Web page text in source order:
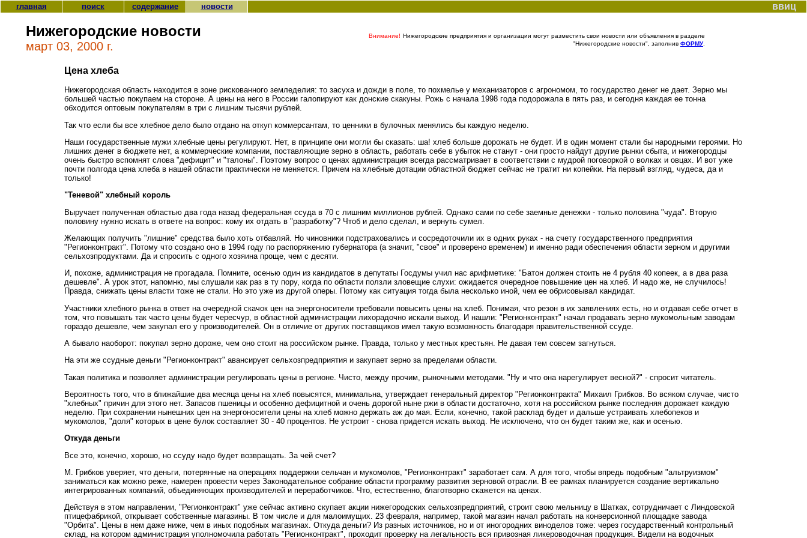
главная поиск содержание новости ввиц
Нижегородские новости
март 03, 2000 г.
Внимание! Нижегородские предприятия и организации могут разместить свои новости или объявления в разделе
"Нижегородские новости", заполнив ФОРМУ.
Цена хлеба
Нижегоpодская область находится в зоне рискованного земледелия: то засуха и дожди в поле, то похмелье у механизаторов с агрономом, то государство денег не дает. Зерно мы
большей частью покупаем на стороне. А цены на него в России галопируют как донские скакуны. Рожь с начала 1998 года подорожала в пять раз, и сегодня каждая ее тонна
обходится оптовым покупателям в три с лишним тысячи рублей.
Так что если бы все хлебное дело было отдано на откуп коммерсантам, то ценники в булочных менялись бы каждую неделю.
Наши государственные мужи хлебные цены регулируют. Нет, в принципе они могли бы сказать: ша! хлеб больше дорожать не будет. И в один момент стали бы народными героями. Но
лишних денег в бюджете нет, а коммерческие компании, поставляющие зерно в область, работать себе в убыток не станут - они просто найдут другие рынки сбыта, и нижегородцы
очень быстро вспомнят слова "дефицит" и "талоны". Поэтому вопрос о ценах администрация всегда рассматривает в соответствии с мудрой поговоркой о волках и овцах. И вот уже
почти полгода цена хлеба в нашей области практически не меняется. Причем на хлебные дотации областной бюджет сейчас не тратит ни копейки. На первый взгляд, чудеса, да и
только!
"Теневой" хлебный король
Выpучает полученная областью два года назад федеральная ссуда в 70 с лишним миллионов рублей. Однако сами по себе заемные денежки - только половина "чуда". Вторую
половину нужно искать в ответе на вопрос: кому их отдать в "разработку"? Чтоб и дело сделал, и вернуть сумел.
Желающих получить "лишние" средства было хоть отбавляй. Но чиновники подстраховались и сосредоточили их в одних руках - на счету государственного предприятия
"Регионконтракт". Потому что создано оно в 1994 году по распоряжению губернатора (а значит, "свое" и проверено временем) и именно ради обеспечения области зерном и другими
сельхозпродуктами. Да и спросить с одного хозяина проще, чем с десяти.
И, похоже, администрация не прогадала. Помните, осенью один из кандидатов в депутаты Госдумы учил нас арифметике: "Батон должен стоить не 4 рубля 40 копеек, а в два раза
дешевле". А урок этот, напомню, мы слушали как раз в ту пору, когда по области ползли зловещие слухи: ожидается очередное повышение цен на хлеб. И надо же, не случилось!
Правда, снижать цены власти тоже не стали. Но это уже из другой оперы. Потому как ситуация тогда была несколько иной, чем ее обрисовывал кандидат.
Участники хлебного рынка в ответ на очередной скачок цен на энергоносители требовали повысить цены на хлеб. Понимая, что резон в их заявлениях есть, но и отдавая себе отчет в
том, что повышать так часто цены будет чересчур, в областной администрации лихорадочно искали выход. И нашли: "Регионконтракт" начал продавать зерно мукомольным заводам
гораздо дешевле, чем закупал его у производителей. Он в отличие от других поставщиков имел такую возможность благодаря правительственной ссуде.
А бывало наоборот: покупал зерно дороже, чем оно стоит на российском рынке. Правда, только у местных крестьян. Не давая тем совсем загнуться.
На эти же ссудные деньги "Регионконтракт" авансирует сельхозпредприятия и закупает зерно за пределами области.
Такая политика и позволяет администрации регулировать цены в регионе. Чисто, между прочим, рыночными методами. "Ну и что она нарегулирует весной?" - спросит читатель.
Вероятность того, что в ближайшие два месяца цены на хлеб повысятся, минимальна, утверждает генеральный директор "Регионконтракта" Михаил Грибков. Во всяком случае, чисто
"хлебных" причин для этого нет. Запасов пшеницы и особенно дефицитной и очень дорогой ныне ржи в области достаточно, хотя на российском рынке последняя дорожает каждую
неделю. При сохранении нынешних цен на энергоносители цены на хлеб можно держать аж до мая. Если, конечно, такой расклад будет и дальше устраивать хлебопеков и
мукомолов, "доля" которых в цене булок составляет 30 - 40 процентов. Не устроит - снова придется искать выход. Не исключено, что он будет таким же, как и осенью.
Откуда деньги
Все это, конечно, хорошо, но ссуду надо будет возвращать. За чей счет?
М. Грибков уверяет, что деньги, потерянные на операциях поддержки сельчан и мукомолов, "Регионконтракт" заработает сам. А для того, чтобы впредь подобным "альтруизмом"
заниматься как можно реже, намерен провести через Законодательное собрание области программу развития зерновой отрасли. В ее рамках планируется создание вертикально
интегрированных компаний, объединяющих производителей и переработчиков. Что, естественно, благотворно скажется на ценах.
Действуя в этом направлении, "Регионконтракт" уже сейчас активно скупает акции нижегородских сельхозпредприятий, строит свою мельницу в Шатках, сотрудничает с Линдовской
птицефабрикой, открывает собственные магазины. В том числе и для малоимущих. 23 февраля, например, такой магазин начал работать на конверсионной площадке завода
"Орбита". Цены в нем даже ниже, чем в иных подобных магазинах. Откуда деньги? Из разных источников, но и от иногородних виноделов тоже: через государственный контрольный
склад, на котором администрация уполномочила работать "Регионконтракт", проходит проверку на легальность вся привозная ликероводочная продукция. Видели на водочных